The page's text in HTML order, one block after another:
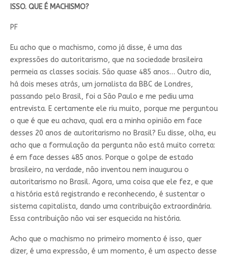
ISSO. QUE É MACHISMO?
PF
Eu acho que o machismo, como já disse, é uma das
expressões do autoritarismo, que na sociedade brasileira
permeia as classes sociais. São quase 485 anos… Outro dia,
há dois meses atrás, um jornalista da BBC de Londres,
passando pelo Brasil, foi a São Paulo e me pediu uma
entrevista. E certamente ele riu muito, porque me perguntou
o que é que eu achava, qual era a minha opinião em face
desses 20 anos de autoritarismo no Brasil? Eu disse, olha, eu
acho que a formulação da pergunta não está muito correta:
é em face desses 485 anos. Porque o golpe de estado
brasileiro, na verdade, não inventou nem inaugurou o
autoritarismo no Brasil. Agora, uma coisa que ele fez, e que
a história está registrando e reconhecendo, é sustentar o
sistema capitalista, dando uma contribuição extraordinária.
Essa contribuição não vai ser esquecida na história.
Acho que o machismo no primeiro momento é isso, quer
dizer, é uma expressão, é um momento, é um aspecto desse